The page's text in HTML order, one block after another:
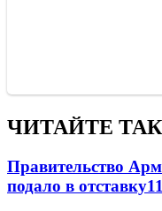
ЧИТАЙТЕ
Правительство
подало в отставку